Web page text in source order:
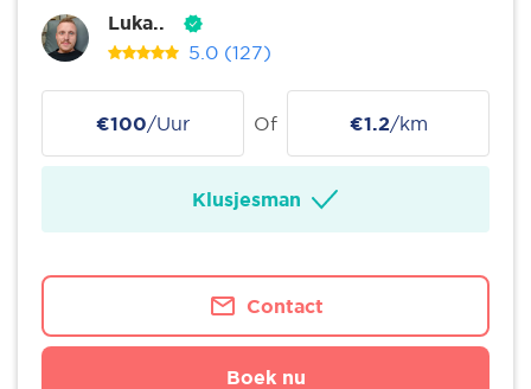
Luka..
5.0 (127)
€100/Uur Of €1.2/km
Klusjesman
Contact
Boek nu